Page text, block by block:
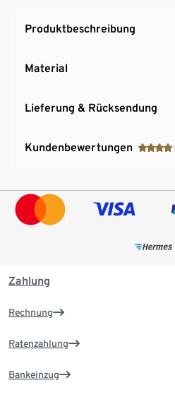
Produktbeschreibung
Material
Lieferung & Rücksendung
Kundenbewertungen
Zahlung
Rechnung
Ratenzahlung
Bankeinzug